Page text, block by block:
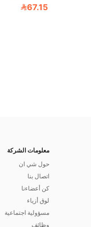
67.15
معلومات الشركة
حول شي ان
اتصال بنا
كن أعضاءنا
لوق أزياء
مسؤولية اجتماعية
وظائف